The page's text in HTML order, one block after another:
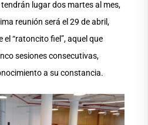
lugar dos martes al mes,
reunión será el 29 de abril,
“ratoncito fiel”, aquel que
sesiones consecutivas,
a su constancia.